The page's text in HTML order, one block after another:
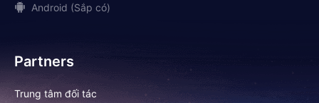
Android (Sắp có)
Partners
Trung tâm đối tác